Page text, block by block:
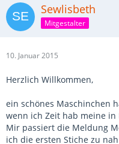
Sewlisbeth
Mitgestalter
10. Januar 2015
Herzlich Willkommen,
ein schönes Maschinchen
wenn ich Zeit hab meine
Mir passiert die Meldung
ich die ersten Stiche zu